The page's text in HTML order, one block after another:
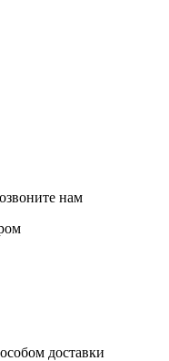
нам
доставки